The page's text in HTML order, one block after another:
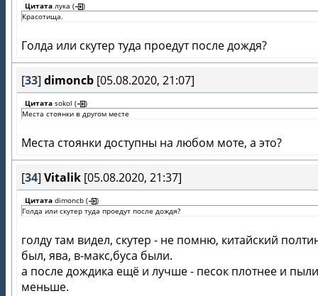
Цитата лука (
)
Красотища.
Голда или скутер туда проедут после дождя?
[33] dimoncb [05.08.2020, 21:07]
Цитата sokol (
)
Места стоянки в другом месте
Места стоянки доступны на любом моте, а это?
[34] Vitalik [05.08.2020, 21:37]
Цитата dimoncb (
)
Голда или скутер туда проедут после дождя?
голду там видел, скутер - не помню, китайский
был, ява, в-макс,буса были.
а после дождика ещё и лучше - песок плотнее и пыли
меньше.